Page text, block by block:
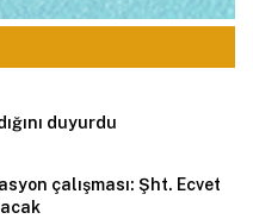
duyurdu
çalışması: Şht. Ecvet